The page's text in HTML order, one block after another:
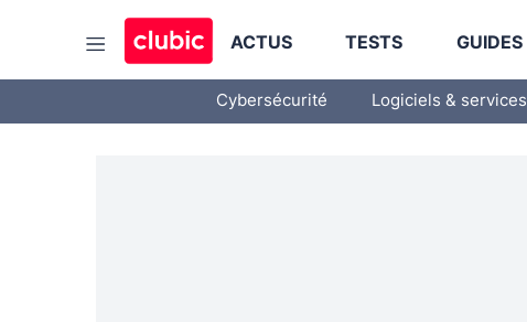
ACTUS TESTS GUIDES
Cybersécurité Logiciels & services